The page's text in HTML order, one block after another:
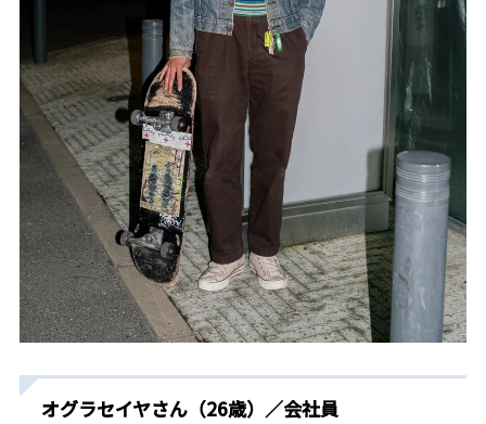
オグラセイヤさん（26歳）／会社員